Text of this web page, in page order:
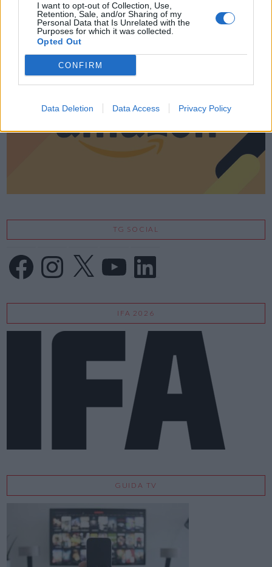
I want to opt-out of Collection, Use,
Retention, Sale, and/or Sharing of my
Personal Data that Is Unrelated with the
Purposes for which it was collected.
Opted Out
CONFIRM
Data Deletion Data Access Privacy Policy
LE MIGLIORI OFFERTE AMAZON
TG SOCIAL
FacebookInstagram
X YouTube LinkedIn
IFA 2026
GUIDA TV